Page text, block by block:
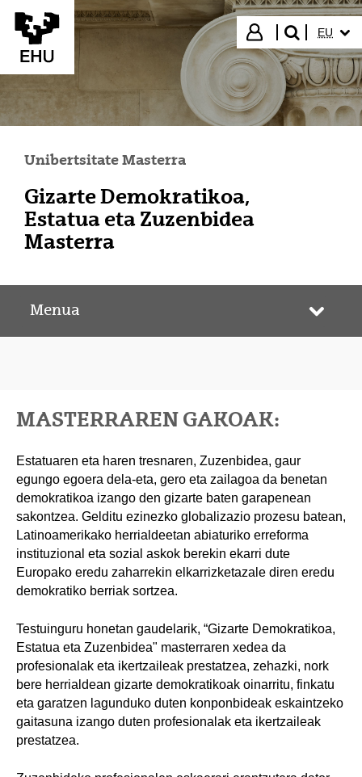
Eduki nagusira joan
Hasi saioa
bilatu"
EU
Unibertsitate Masterra
Gizarte Demokratikoa,
Estatua eta Zuzenbidea
Masterra
Menua
MASTERRAREN GAKOAK:
Estatuaren eta haren tresnaren, Zuzenbidea, gaur
egungo egoera dela-eta, gero eta zailagoa da benetan
demokratikoa izango den gizarte baten garapenean
sakontzea. Gelditu ezinezko globalizazio prozesu batean,
Latinoamerikako herrialdeetan abiaturiko erreforma
instituzional eta sozial askok berekin ekarri dute
Europako eredu zaharrekin elkarrizketazale diren eredu
demokratiko berriak sortzea.
Testuinguru honetan gaudelarik, “Gizarte Demokratikoa,
Estatua eta Zuzenbidea" masterraren xedea da
profesionalak eta ikertzaileak prestatzea, zehazki, nork
bere herrialdean gizarte demokratikoak oinarritu, finkatu
eta garatzen lagunduko duten konponbideak eskaintzeko
gaitasuna izango duten profesionalak eta ikertzaileak
prestatzea.